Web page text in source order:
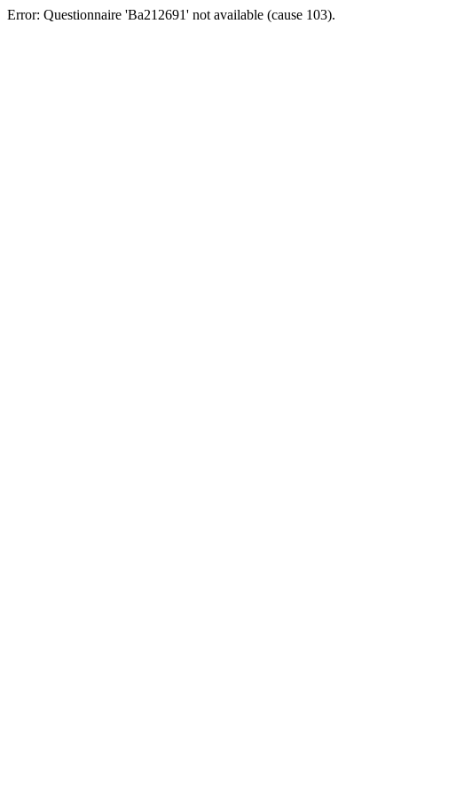
Error: Questionnaire 'Ba212691' not available (cause 103).